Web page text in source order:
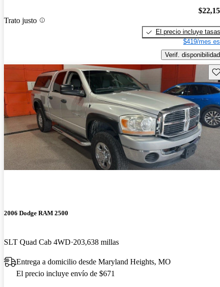
Trato justo
El precio incluye tasas
$419/mes
Verif. disponibilidad
2006 Dodge RAM 2500
SLT Quad Cab 4WD 203,638 millas
Entrega a domicilio desde Maryland Heights, MO
El precio incluye envío de $671